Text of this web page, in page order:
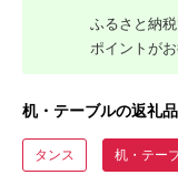
ふるさと納
ポイントが
机・テーブルの返礼
タンス 机・テー